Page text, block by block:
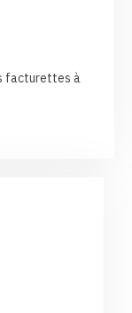
facturettes à